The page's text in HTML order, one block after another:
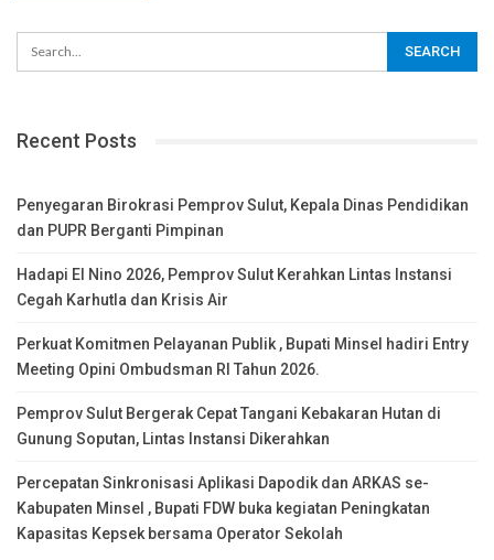
Recent Posts
Penyegaran Birokrasi Pemprov Sulut, Kepala Dinas Pendidikan
dan PUPR Berganti Pimpinan
Hadapi El Nino 2026, Pemprov Sulut Kerahkan Lintas Instansi
Cegah Karhutla dan Krisis Air
Perkuat Komitmen Pelayanan Publik , Bupati Minsel hadiri Entry
Meeting Opini Ombudsman RI Tahun 2026.
Pemprov Sulut Bergerak Cepat Tangani Kebakaran Hutan di
Gunung Soputan, Lintas Instansi Dikerahkan
Percepatan Sinkronisasi Aplikasi Dapodik dan ARKAS se-
Kabupaten Minsel , Bupati FDW buka kegiatan Peningkatan
Kapasitas Kepsek bersama Operator Sekolah